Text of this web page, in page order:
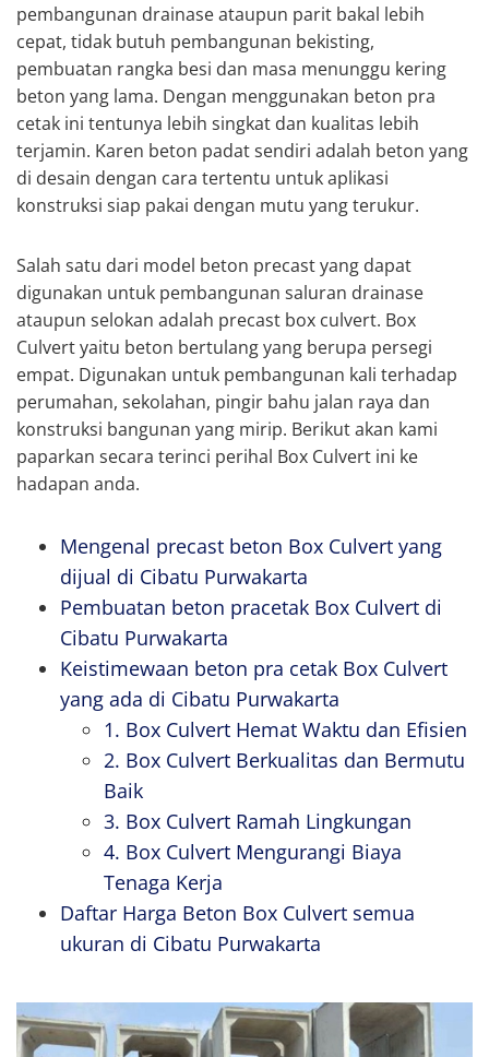
pembangunan drainase ataupun parit bakal lebih
cepat, tidak butuh pembangunan bekisting,
pembuatan rangka besi dan masa menunggu kering
beton yang lama. Dengan menggunakan beton pra
cetak ini tentunya lebih singkat dan kualitas lebih
terjamin. Karen beton padat sendiri adalah beton yang
di desain dengan cara tertentu untuk aplikasi
konstruksi siap pakai dengan mutu yang terukur.
Salah satu dari model beton precast yang dapat
digunakan untuk pembangunan saluran drainase
ataupun selokan adalah precast box culvert. Box
Culvert yaitu beton bertulang yang berupa persegi
empat. Digunakan untuk pembangunan kali terhadap
perumahan, sekolahan, pingir bahu jalan raya dan
konstruksi bangunan yang mirip. Berikut akan kami
paparkan secara terinci perihal Box Culvert ini ke
hadapan anda.
Mengenal precast beton Box Culvert yang
dijual di Cibatu Purwakarta
Pembuatan beton pracetak Box Culvert di
Cibatu Purwakarta
Keistimewaan beton pra cetak Box Culvert
yang ada di Cibatu Purwakarta
1. Box Culvert Hemat Waktu dan Efisien
2. Box Culvert Berkualitas dan Bermutu
Baik
3. Box Culvert Ramah Lingkungan
4. Box Culvert Mengurangi Biaya
Tenaga Kerja
Daftar Harga Beton Box Culvert semua
ukuran di Cibatu Purwakarta